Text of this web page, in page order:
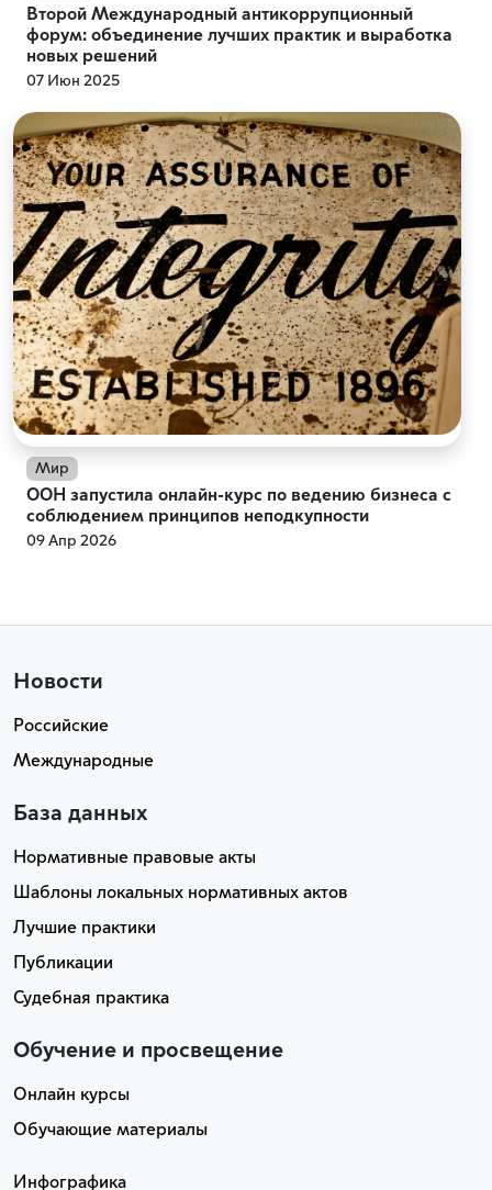
Второй Международный антикоррупционный
форум: объединение лучших практик и выработка
новых решений
07 Июн 2025
Мир
ООН запустила онлайн-курс по ведению бизнеса с
соблюдением принципов неподкупности
09 Апр 2026
Новости
Российские
Международные
База данных
Нормативные правовые акты
Шаблоны локальных нормативных актов
Лучшие практики
Публикации
Судебная практика
Обучение и просвещение
Онлайн курсы
Обучающие материалы
Инфографика